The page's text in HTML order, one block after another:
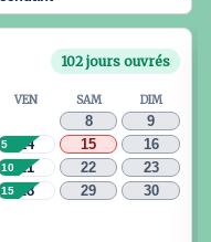
102 jours ouvrés
VEN SAM DIM
8
9
14
5 15
16
21
10 22
23
28
15 29
30